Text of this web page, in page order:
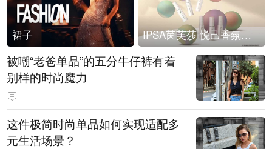
裙子 IPSA茵芙莎 悦己香氛凝露上市
被嘲“老爸单品”的五分牛仔裤有着
别样的时尚魔力
这件极简时尚单品如何实现适配多
元生活场景？